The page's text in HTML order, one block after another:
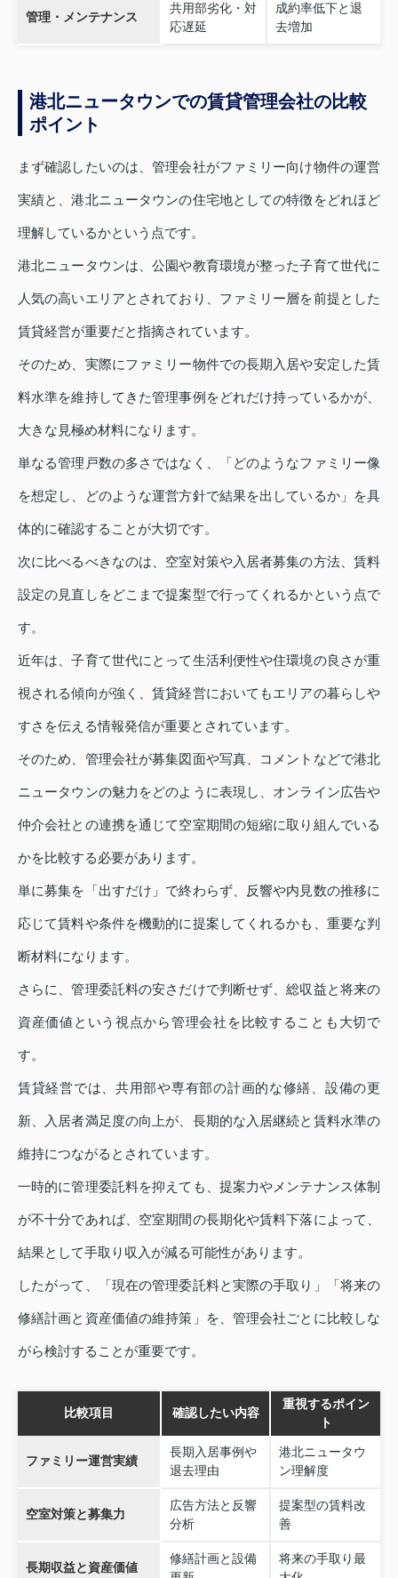
管理・メンテナンス
共用部劣化・対
応遅延
成約率低下と退
去増加
港北ニュータウンでの賃貸管理会社の比較
ポイント
まず確認したいのは、管理会社がファミリー向け物件の運営
実績と、港北ニュータウンの住宅地としての特徴をどれほど
理解しているかという点です。
港北ニュータウンは、公園や教育環境が整った子育て世代に
人気の高いエリアとされており、ファミリー層を前提とした
賃貸経営が重要だと指摘されています。
そのため、実際にファミリー物件での長期入居や安定した賃
料水準を維持してきた管理事例をどれだけ持っているかが、
大きな見極め材料になります。
単なる管理戸数の多さではなく、「どのようなファミリー像
を想定し、どのような運営方針で結果を出しているか」を具
体的に確認することが大切です。
次に比べるべきなのは、空室対策や入居者募集の方法、賃料
設定の見直しをどこまで提案型で行ってくれるかという点で
す。
近年は、子育て世代にとって生活利便性や住環境の良さが重
視される傾向が強く、賃貸経営においてもエリアの暮らしや
すさを伝える情報発信が重要とされています。
そのため、管理会社が募集図面や写真、コメントなどで港北
ニュータウンの魅力をどのように表現し、オンライン広告や
仲介会社との連携を通じて空室期間の短縮に取り組んでいる
かを比較する必要があります。
単に募集を「出すだけ」で終わらず、反響や内見数の推移に
応じて賃料や条件を機動的に提案してくれるかも、重要な判
断材料になります。
さらに、管理委託料の安さだけで判断せず、総収益と将来の
資産価値という視点から管理会社を比較することも大切で
す。
賃貸経営では、共用部や専有部の計画的な修繕、設備の更
新、入居者満足度の向上が、長期的な入居継続と賃料水準の
維持につながるとされています。
一時的に管理委託料を抑えても、提案力やメンテナンス体制
が不十分であれば、空室期間の長期化や賃料下落によって、
結果として手取り収入が減る可能性があります。
したがって、「現在の管理委託料と実際の手取り」「将来の
修繕計画と資産価値の維持策」を、管理会社ごとに比較しな
がら検討することが重要です。
比較項目 確認したい内容
重視するポイン
ト
ファミリー運営実績
長期入居事例や
退去理由
港北ニュータウ
ン理解度
空室対策と募集力
広告方法と反響
分析
提案型の賃料改
善
長期収益と資産価値
修繕計画と設備
将来の手取り最